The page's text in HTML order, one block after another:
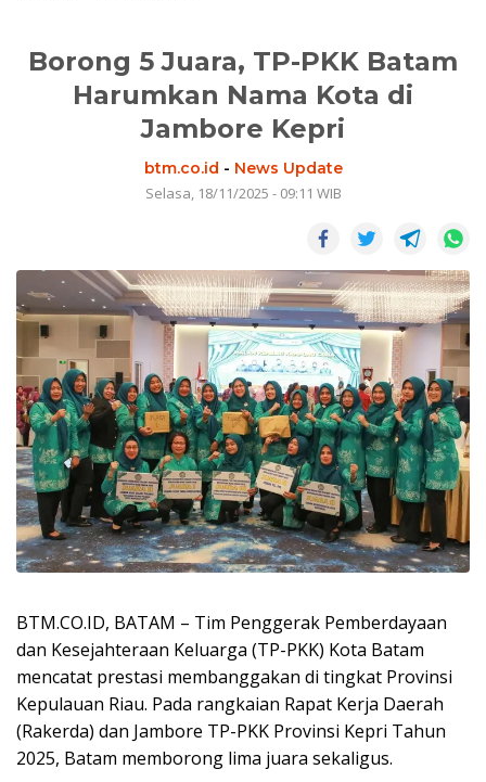
Borong 5 Juara, TP-PKK Batam
Harumkan Nama Kota di
Jambore Kepri
btm.co.id - News Update
Selasa, 18/11/2025 - 09:11 WIB
BTM.CO.ID, BATAM – Tim Penggerak Pemberdayaan
dan Kesejahteraan Keluarga (TP-PKK) Kota Batam
mencatat prestasi membanggakan di tingkat Provinsi
Kepulauan Riau. Pada rangkaian Rapat Kerja Daerah
(Rakerda) dan Jambore TP-PKK Provinsi Kepri Tahun
2025, Batam memborong lima juara sekaligus.